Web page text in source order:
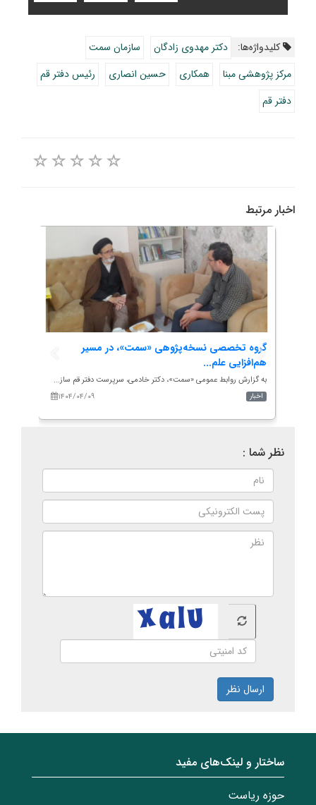
کلیدواژه‌ها: دکتر مهدوی زادگان
سازمان سمت
مرکز پژوهشی مبنا
همکاری حسین انصاری
رئیس دفتر قم
دفتر قم
اخبار مرتبط
گروه تخصصی نسخه‌پژوهی «سمت»، در مسیر
هم‌افزایی علم...
به گزارش روابط عمومی «سمت»، دکتر خادمی، سرپرست دفتر قم ساز...
۱۴۰۴/۰۴/۰۹
اخبار
نظر شما :
ارسال نظر
ساختار‌‌ و‌‌ لینک‌های مفید
حوزه ریاست